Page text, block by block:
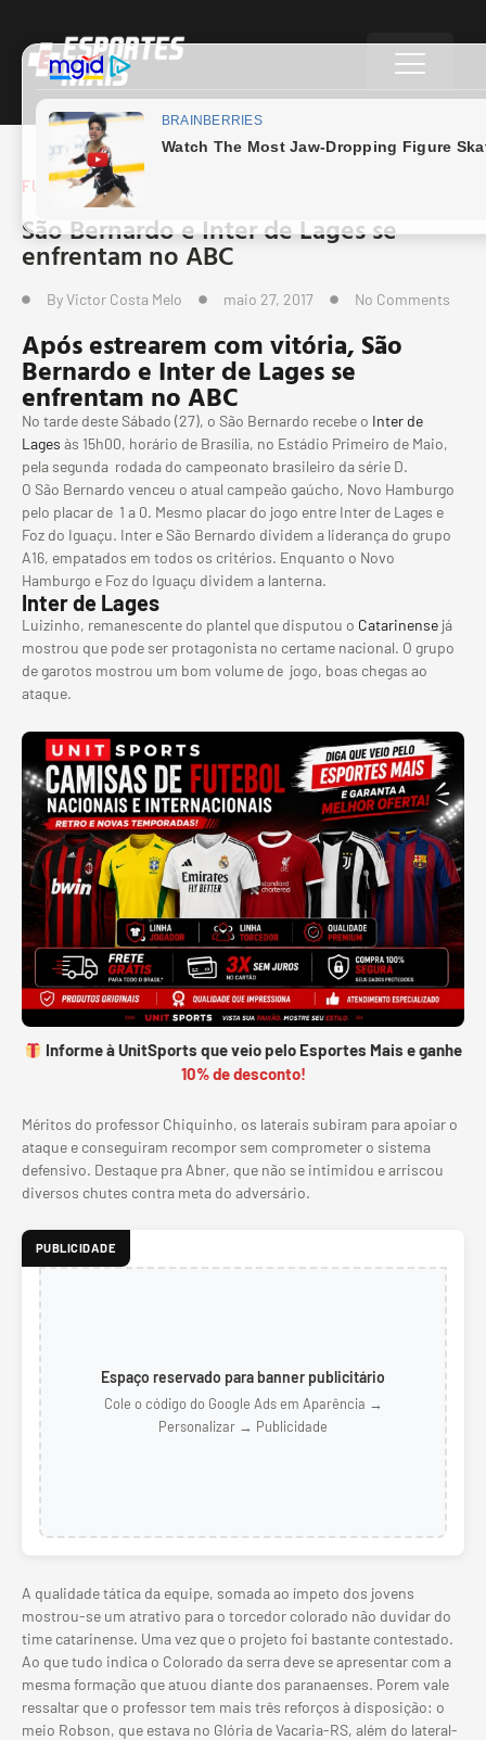
FUTEBOL BRASILEIRO
São Bernardo e Inter de Lages se
enfrentam no ABC
ByVictor Costa Melo maio 27, 2017 No Comments
Após estrearem com vitória, São
Bernardo e Inter de Lages se
enfrentam no ABC
No tarde deste Sábado (27), o São Bernardo recebe o Inter de
Lages às 15h00, horário de Brasília, no Estádio Primeiro de Maio,
pela segunda rodada do campeonato brasileiro da série D.
O São Bernardo venceu o atual campeão gaúcho, Novo Hamburgo
pelo placar de 1 a 0. Mesmo placar do jogo entre Inter de Lages e
Foz do Iguaçu. Inter e São Bernardo dividem a liderança do grupo
A16, empatados em todos os critérios. Enquanto o Novo
Hamburgo e Foz do Iguaçu dividem a lanterna.
Inter de Lages
Luizinho, remanescente do plantel que disputou o Catarinense já
mostrou que pode ser protagonista no certame nacional. O grupo
de garotos mostrou um bom volume de jogo, boas chegas ao
ataque.
Informe à UnitSports que veio pelo Esportes Mais e ganhe
10% de desconto!
Méritos do professor Chiquinho, os laterais subiram para apoiar o
ataque e conseguiram recompor sem comprometer o sistema
defensivo. Destaque pra Abner, que não se intimidou e arriscou
diversos chutes contra meta do adversário.
PUBLICIDADE
Espaço reservado para banner publicitário
Cole o código do Google Ads em Aparência →
Personalizar → Publicidade
A qualidade tática da equipe, somada ao ímpeto dos jovens
mostrou-se um atrativo para o torcedor colorado não duvidar do
time catarinense. Uma vez que o projeto foi bastante contestado.
Ao que tudo indica o Colorado da serra deve se apresentar com a
mesma formação que atuou diante dos paranaenses. Porem vale
ressaltar que o professor tem mais três reforços à disposição: o
meio Robson, que estava no Glória de Vacaria-RS, além do lateral-